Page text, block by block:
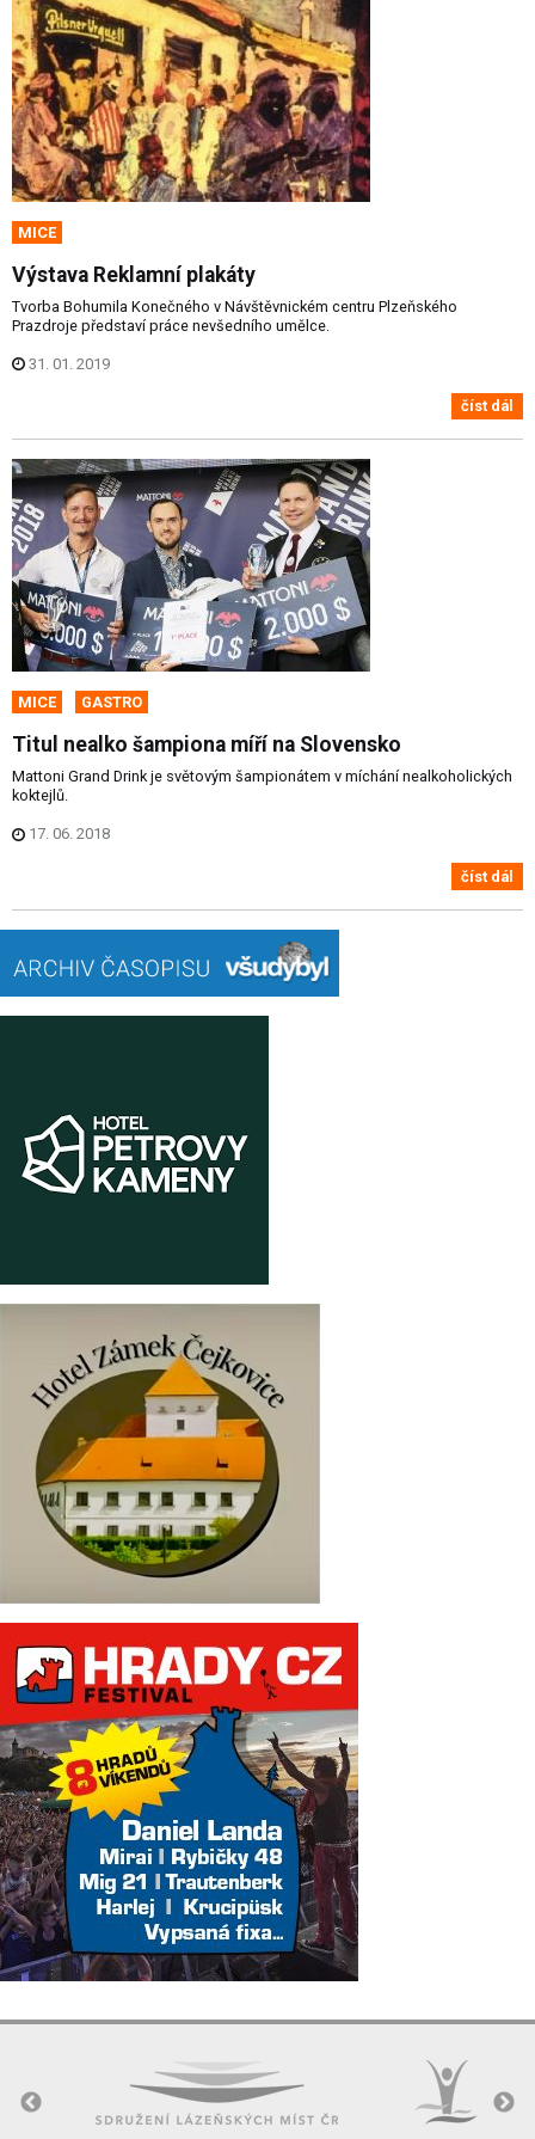
MICE
Výstava Reklamní plakáty
Tvorba Bohumila Konečného v Návštěvnickém centru Plzeňského
Prazdroje představí práce nevšedního umělce.
31. 01. 2019
číst dál
MICE GASTRO
Titul nealko šampiona míří na Slovensko
Mattoni Grand Drink je světovým šampionátem v míchání nealkoholických
koktejlů.
17. 06. 2018
číst dál